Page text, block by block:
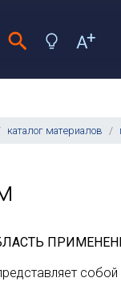
каталог материалов